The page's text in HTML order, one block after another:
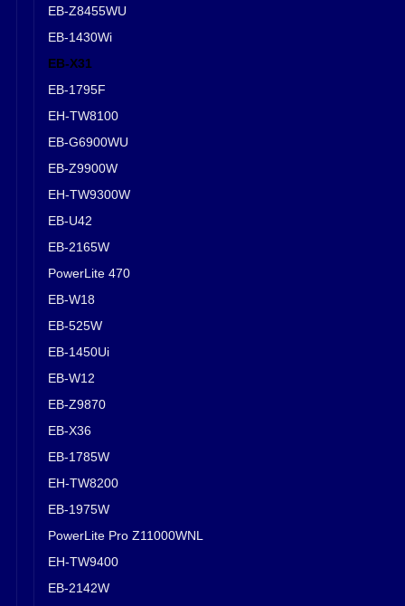
EB-Z8455WU
EB-1430Wi
EB-X31
EB-1795F
EH-TW8100
EB-G6900WU
EB-Z9900W
EH-TW9300W
EB-U42
EB-2165W
PowerLite 470
EB-W18
EB-525W
EB-1450Ui
EB-W12
EB-Z9870
EB-X36
EB-1785W
EH-TW8200
EB-1975W
PowerLite Pro Z11000WNL
EH-TW9400
EB-2142W